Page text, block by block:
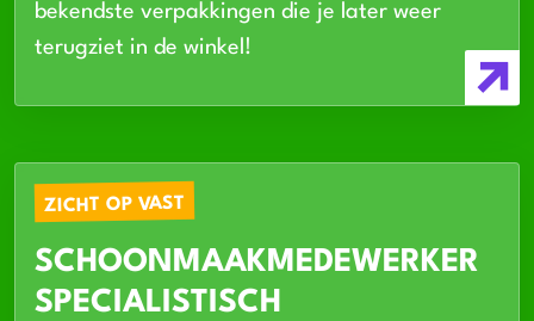
bekendste verpakkingen die je later weer
terugziet in de winkel!
ZICHT OP VAST
SCHOONMAAKMEDEWERKER
SPECIALISTISCH